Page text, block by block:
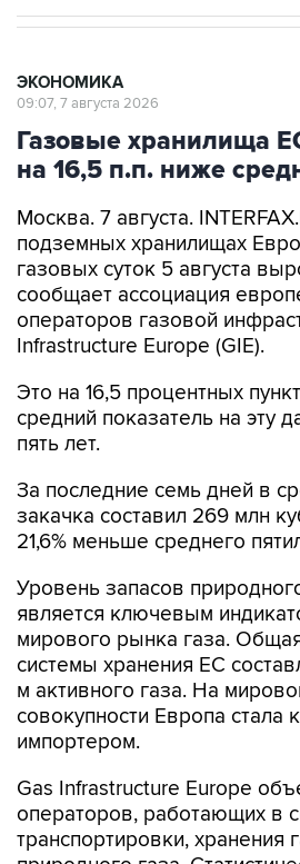
ЭКОНОМИКА
09:07, 7 августа 2026
Газовые хранилища
на 16,5 п.п. ниже
Москва. 7 августа.
подземных хранилищах
газовых суток 5 августа
сообщает ассоциация
операторов газовой
Infrastructure Europe (GIE).
Это на 16,5 процентных
средний показатель на эту
пять лет.
За последние семь дней в
закачка составил 269 млн
21,6% меньше среднего
Уровень запасов
является ключевым
мирового рынка газа.
системы хранения ЕС
м активного газа. На
совокупности Европа стала
импортером.
Gas Infrastructure Europe
операторов, работающих в
транспортировки, хранения